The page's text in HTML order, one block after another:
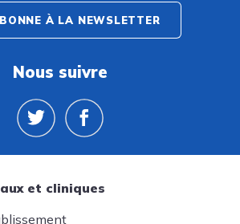
À LA NEWSLETTER
Nous suivre
et cliniques